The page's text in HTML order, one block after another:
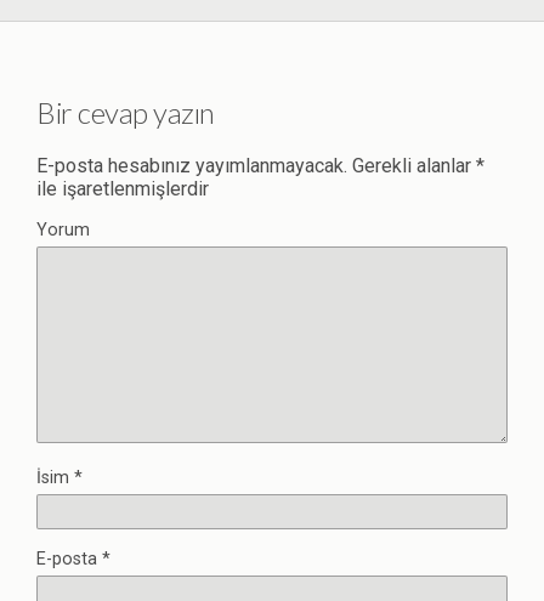
Bir cevap yazın
E-posta hesabınız yayımlanmayacak. Gerekli alanlar *
ile işaretlenmişlerdir
Yorum
İsim *
E-posta *